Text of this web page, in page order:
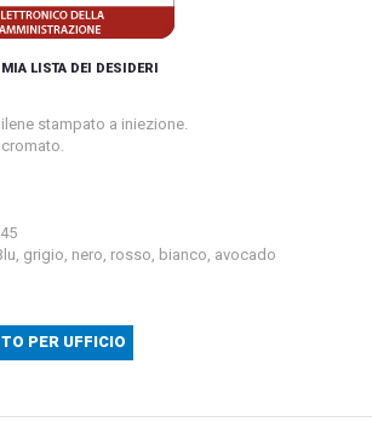
LISTA DEI DESIDERI
stampato a iniezione.
grigio, nero, rosso, bianco, avocado
PER UFFICIO